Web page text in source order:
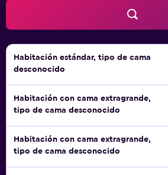
Habitación estándar, tipo de cama
desconocido
Habitación con cama extragrande,
tipo de cama desconocido
Habitación con cama extragrande,
tipo de cama desconocido